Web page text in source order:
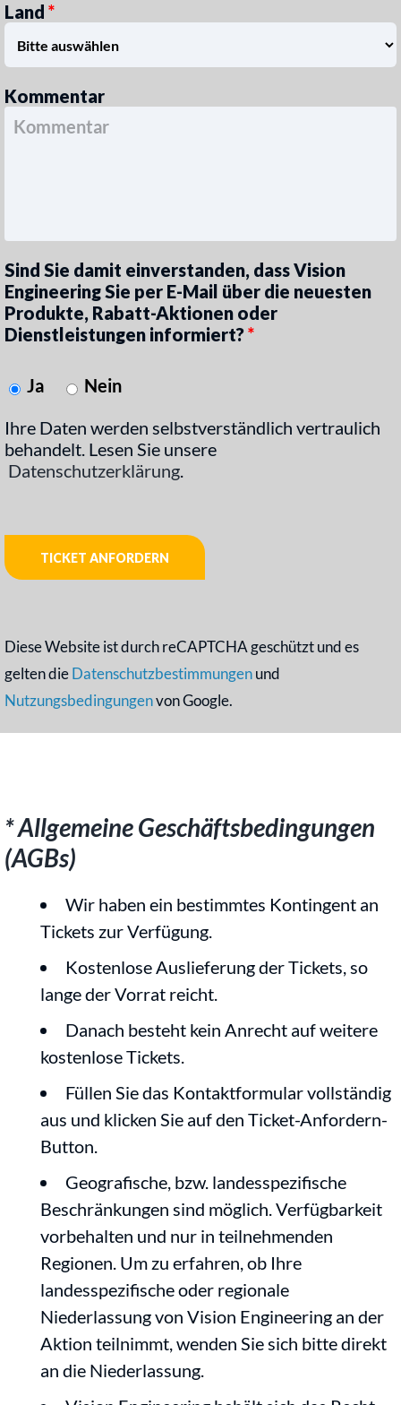
Land *
Kommentar
Sind Sie damit einverstanden, dass Vision
Engineering Sie per E-Mail über die neuesten
Produkte, Rabatt-Aktionen oder
Dienstleistungen informiert?*
Ja
Nein
Ihre Daten werden selbstverständlich vertraulich
behandelt. Lesen Sie unsere
Datenschutzerklärung.
Diese Website ist durch reCAPTCHA geschützt und es
gelten die Datenschutzbestimmungenund
Nutzungsbedingungenvon Google.
* Allgemeine Geschäftsbedingungen
(AGBs)
Wir haben ein bestimmtes Kontingent an
Tickets zur Verfügung.
Kostenlose Auslieferung der Tickets, so
lange der Vorrat reicht.
Danach besteht kein Anrecht auf weitere
kostenlose Tickets.
Füllen Sie das Kontaktformular vollständig
aus und klicken Sie auf den Ticket-Anfordern-
Button.
Geografische, bzw. landesspezifische
Beschränkungen sind möglich. Verfügbarkeit
vorbehalten und nur in teilnehmenden
Regionen. Um zu erfahren, ob Ihre
landesspezifische oder regionale
Niederlassung von Vision Engineering an der
Aktion teilnimmt, wenden Sie sich bitte direkt
an die Niederlassung.